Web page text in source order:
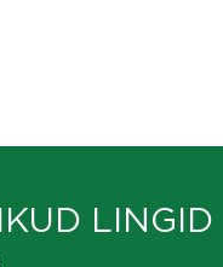
LINGID